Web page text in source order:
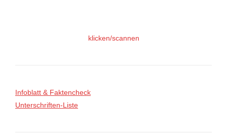
klicken/scannen
Infoblatt & Faktencheck
Unterschriften-Liste